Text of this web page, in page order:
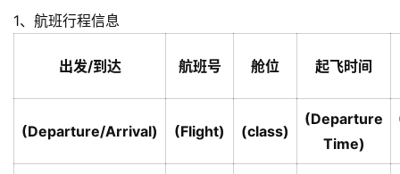
1、航班行程信息
出发/到达 航班号 舱位 起飞时间
(Departure/Arrival) (Flight) (class)
(Departure
Time)